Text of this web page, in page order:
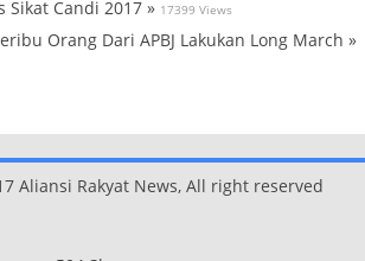
Sikat Candi 2017 » 17399 Views
Orang Dari APBJ Lakukan Long March »
Aliansi Rakyat News, All right reserved